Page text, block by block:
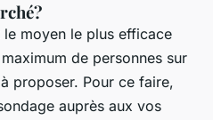
moyen le plus efficace
de personnes sur
proposer. Pour ce faire,
auprès aux vos